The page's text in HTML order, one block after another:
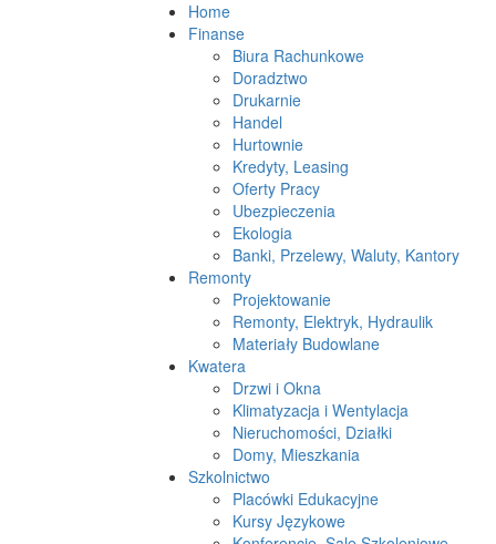
Home
Finanse
Biura Rachunkowe
Doradztwo
Drukarnie
Handel
Hurtownie
Kredyty, Leasing
Oferty Pracy
Ubezpieczenia
Ekologia
Banki, Przelewy, Waluty, Kantory
Remonty
Projektowanie
Remonty, Elektryk, Hydraulik
Materiały Budowlane
Kwatera
Drzwi i Okna
Klimatyzacja i Wentylacja
Nieruchomości, Działki
Domy, Mieszkania
Szkolnictwo
Placówki Edukacyjne
Kursy Językowe